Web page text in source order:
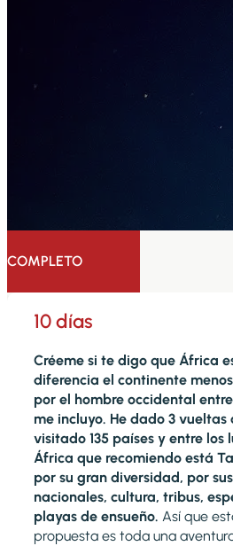
COMPLETO
10 días
Créeme si te digo que África
diferencia el continente
por el hombre occidental
me incluyo. He dado 3 vueltas
visitado 135 países y entre los
África que recomiendo está
por su gran diversidad, por
nacionales, cultura, tribus,
playas de ensueño. Así que
propuesta es toda una